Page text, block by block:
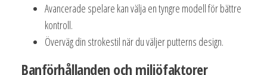
Avancerade spelare kan välja en tyngre modell för bättre
kontroll.
Överväg din strokestil när du väljer putterns design.
Banförhållanden och miljöfaktorer